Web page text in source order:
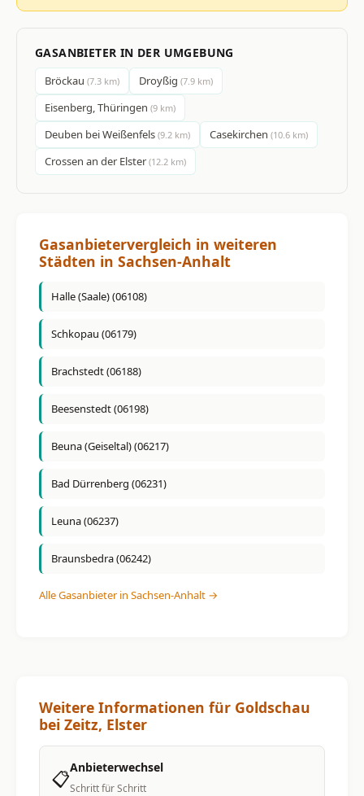
GASANBIETER IN DER UMGEBUNG
Bröckau (7.3 km) Droyßig (7.9 km)
Eisenberg, Thüringen (9 km)
Deuben bei Weißenfels (9.2 km) Casekirchen (10.6 km)
Crossen an der Elster (12.2 km)
Gasanbietervergleich in weiteren
Städten in Sachsen-Anhalt
Halle (Saale) (06108)
Schkopau (06179)
Brachstedt (06188)
Beesenstedt (06198)
Beuna (Geiseltal) (06217)
Bad Dürrenberg (06231)
Leuna (06237)
Braunsbedra (06242)
Alle Gasanbieter in Sachsen-Anhalt →
Weitere Informationen für Goldschau
bei Zeitz, Elster
📋Anbieterwechsel
Schritt für Schritt